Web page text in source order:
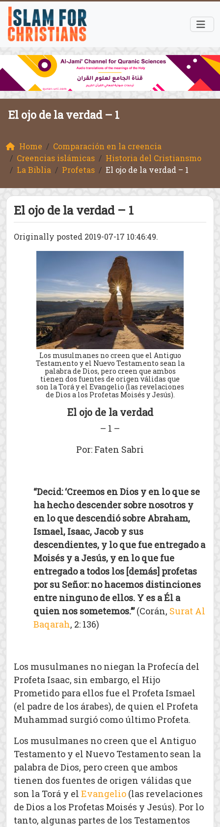
El ojo de la verdad – 1
Home
Comparación en la creencia
Creencias islámicas
Historia del Cristiansmo
La Biblia
Profetas El ojo de la verdad – 1
El ojo de la verdad – 1
Originally posted 2019-07-17 10:46:49.
Los musulmanes no creen que el Antiguo
Testamento y el Nuevo Testamento sean la
palabra de Dios, pero creen que ambos
tienen dos fuentes de origen válidas que
son la Torá y el Evangelio (las revelaciones
de Dios a los Profetas Moisés y Jesús).
El ojo de la verdad
– 1 –
Por: Faten Sabri
“Decid: ‘Creemos en Dios y en lo que se
ha hecho descender sobre nosotros y
en lo que descendió sobre Abraham,
Ismael, Isaac, Jacob y sus
descendientes, y lo que fue entregado a
Moisés y a Jesús, y en lo que fue
entregado a todos los [demás] profetas
por su Señor: no hacemos distinciones
entre ninguno de ellos. Y es a Él a
quien nos sometemos.’”(Corán, Surat Al
Baqarah, 2: 136)
Los musulmanes no niegan la Profecía del
Profeta Isaac, sin embargo, el Hijo
Prometido para ellos fue el Profeta Ismael
(el padre de los árabes), de quien el Profeta
Muhammad surgió como último Profeta.
Los musulmanes no creen que el Antiguo
Testamento y el Nuevo Testamento sean la
palabra de Dios, pero creen que ambos
tienen dos fuentes de origen válidas que
son la Torá y el Evangelio (las revelaciones
de Dios a los Profetas Moisés y Jesús). Por lo
tanto, algunas partes de los Testamentos